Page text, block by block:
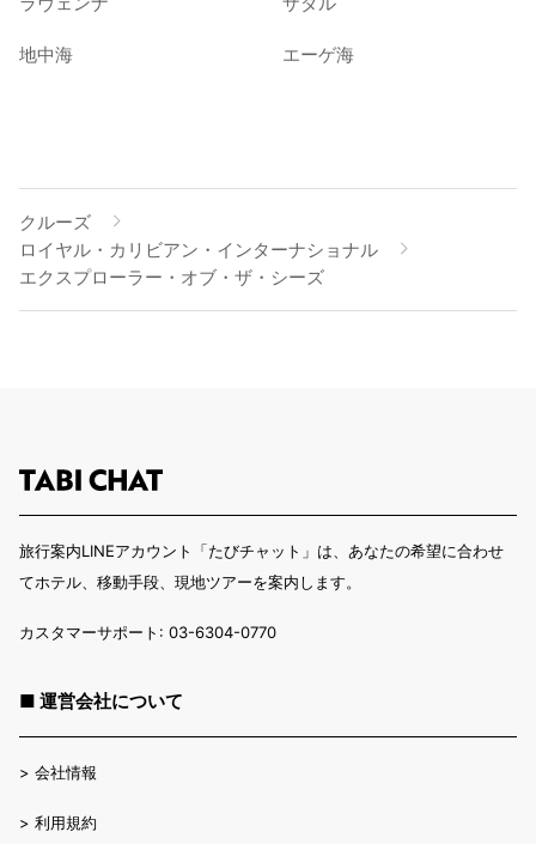
地中海 エーゲ海
クルーズ
ロイヤル・カリビアン・インターナショナル
エクスプローラー・オブ・ザ・シーズ
旅行案内LINEアカウント「たびチャット」は、あなたの希望に合わせ
てホテル、移動手段、現地ツアーを案内します。
カスタマーサポート: 03-6304-0770
■ 運営会社について
> 会社情報
> 利用規約